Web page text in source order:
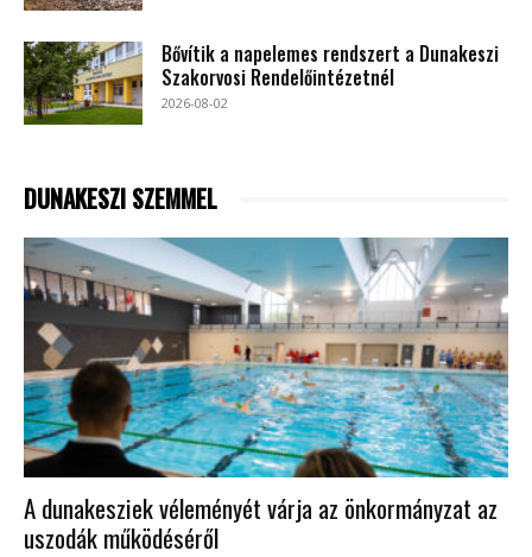
Bővítik a napelemes rendszert a Dunakeszi
Szakorvosi Rendelőintézetnél
2026-08-02
DUNAKESZI SZEMMEL
A dunakesziek véleményét várja az önkormányzat az
uszodák működéséről